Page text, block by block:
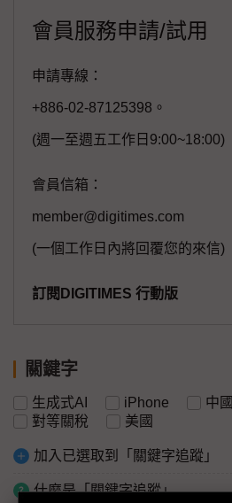
會員服務申請/試用
申請專線：
+886-02-87125398。
(週一至週五工作日9:00~18:00)
會員信箱：
member@digitimes.com
(一個工作日內將回覆您的來信)
訂閱DIGITIMES 行動版
關鍵字
生成式AI iPhone 中國
對等關稅
美國
加入已選取到「關鍵字追蹤」
什麼是「關鍵字追蹤」